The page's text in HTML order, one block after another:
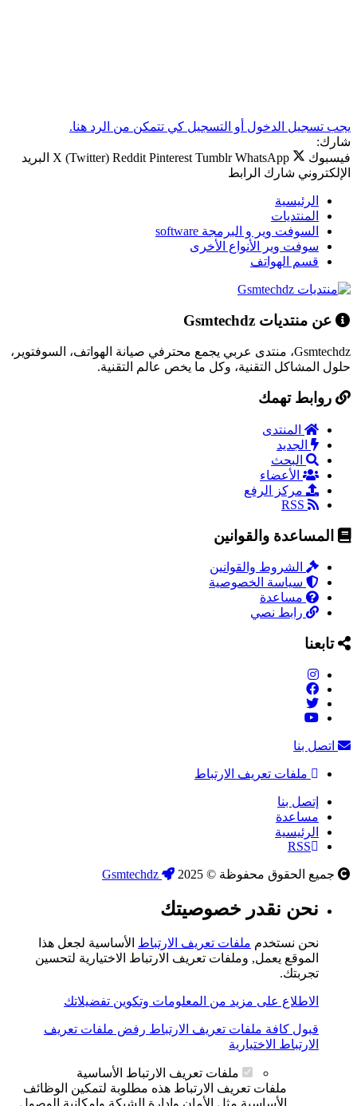
يجب تسجيل الدخول أو التسجيل كي تتمكن من الرد هنا.
شارك:
فيسبوك
X (Twitter) Reddit Pinterest Tumblr WhatsApp
البريد
الإلكتروني شارك الرابط
الرئيسية
المنتديات
السوفت وير و البرمجة software
سوفت وير الأنواع الأخرى
قسم الهواتف
عن منتديات Gsmtechdz
Gsmtechdz، منتدى عربي يجمع محترفي صيانة الهواتف، السوفتوير،
حلول المشاكل التقنية، وكل ما يخص عالم التقنية.
روابط تهمك
المنتدى
الجديد
البحث
الأعضاء
مركز الرفع
المساعدة والقوانين
الشروط والقوانين
سياسة الخصوصية
مساعدة
رابط نصي
تابعنا
اتصل بنا
ملفات تعريف الارتباط
إتصل بنا
مساعدة
الرئيسية
RSS
جميع الحقوق محفوظة © 2025
نحن نقدر خصوصيتك
نحن نستخدم ملفات تعريف الارتباط الأساسية لجعل هذا
الموقع يعمل, وملفات تعريف الارتباط الاختيارية لتحسين
تجربتك.
الاطلاع على مزيد من المعلومات وتكوين تفضيلاتك
قبول كافة ملفات تعريف الارتباط رفض ملفات تعريف
الارتباط الاختيارية
ملفات تعريف الارتباط الأساسية
ملفات تعريف الارتباط هذه مطلوبة لتمكين الوظائف